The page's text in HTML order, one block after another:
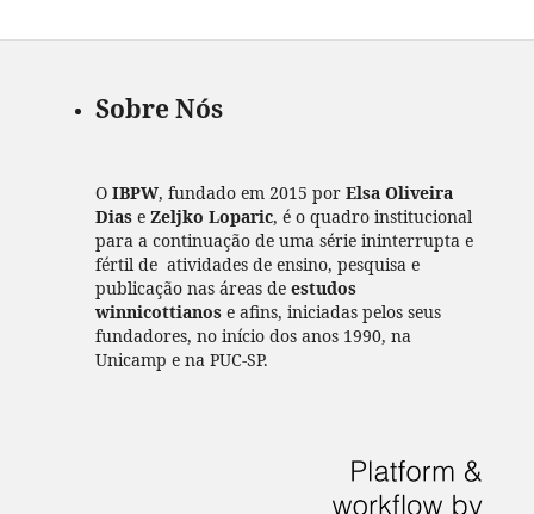
Sobre Nós
O IBPW, fundado em 2015 por Elsa Oliveira
Diase Zeljko Loparic, é o quadro institucional
para a continuação de uma série ininterrupta e
fértil de atividades de ensino, pesquisa e
publicação nas áreas de estudos
winnicottianose afins, iniciadas pelos seus
fundadores, no início dos anos 1990, na
Unicamp e na PUC-SP.